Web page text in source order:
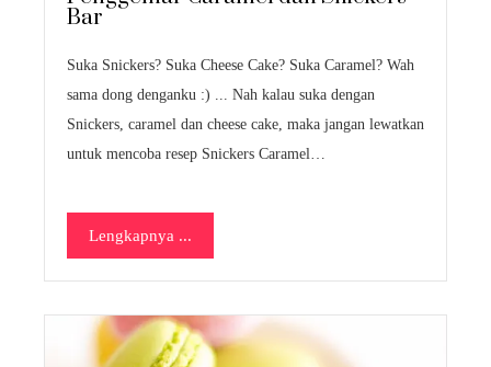
Bar
Suka Snickers? Suka Cheese Cake? Suka Caramel? Wah
sama dong denganku :) ... Nah kalau suka dengan
Snickers, caramel dan cheese cake, maka jangan lewatkan
untuk mencoba resep Snickers Caramel…
Lengkapnya ...